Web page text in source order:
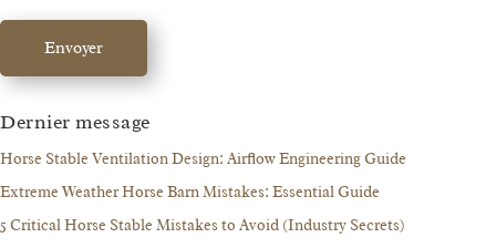
Envoyer
Dernier message
Horse Stable Ventilation Design: Airflow Engineering Guide
Extreme Weather Horse Barn Mistakes: Essential Guide
5 Critical Horse Stable Mistakes to Avoid (Industry Secrets)